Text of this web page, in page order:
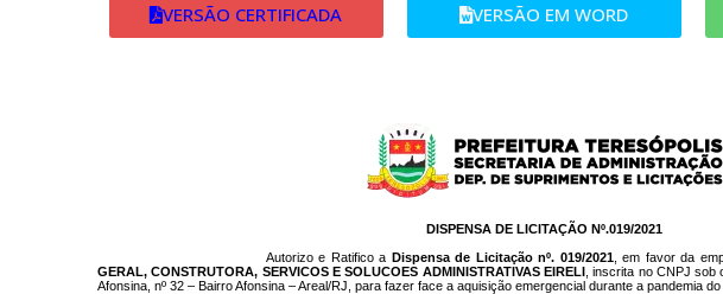
VERSÃO CERTIFICADA VERSÃO EM WORD​
DISPENSA DE LICITAÇÃO Nº.019/2021
Autorizo e Ratifico a Dispensa de Licitação nº. 019/2021, em favor da
GERAL, CONSTRUTORA, SERVICOS E SOLUCOES ADMINISTRATIVAS EIRELI, inscrita no CNPJ sob
Afonsina, nº 32 – Bairro Afonsina – Areal/RJ, para fazer face a aquisição emergencial durante a pandemia